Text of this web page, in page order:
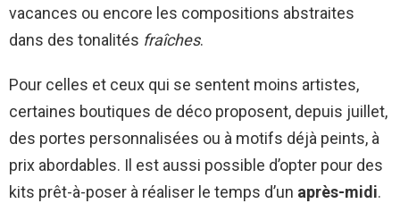
vacances ou encore les compositions abstraites
dans des tonalités fraîches.
Pour celles et ceux qui se sentent moins artistes,
certaines boutiques de déco proposent, depuis juillet,
des portes personnalisées ou à motifs déjà peints, à
prix abordables. Il est aussi possible d’opter pour des
kits prêt-à-poser à réaliser le temps d’un après-midi.